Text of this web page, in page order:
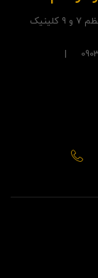
مشهد 50 متر بعداز بیمارستان رضوی بین پیامبر اعظم 7 و 9 کلینیک
051-۳۶۱۶۸ | 09033700507,05136666399 |